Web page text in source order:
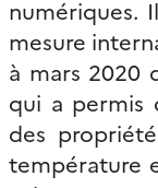
numériques.
mesure
à mars 2020
qui a permis
des
température